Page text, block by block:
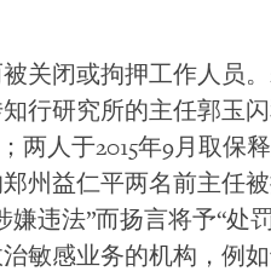
关闭或拘押工作人员。
行研究所的主任郭玉
两人于2015年9月取保
州益仁平两名前主任
违法”而扬言将予“处
敏感业务的机构，例